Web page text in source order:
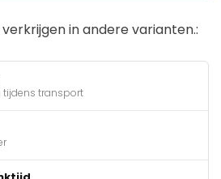
in andere varianten.:
tijdens transport